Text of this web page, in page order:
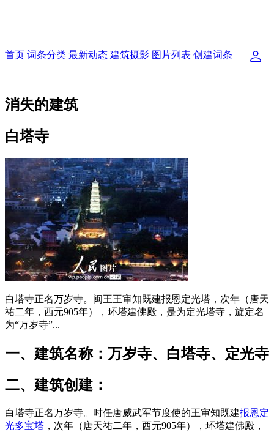
首页 词条分类 最新动态 建筑摄影 图片列表 创建词条
消失的建筑
白塔寺
白塔寺正名万岁寺。闽王王审知既建报恩定光塔，次年（唐天
祐二年，西元905年），环塔建佛殿，是为定光塔寺，旋定名
为“万岁寺”...
一、建筑名称：万岁寺、白塔寺、定光寺
二、建筑创建：
白塔寺正名万岁寺。时任唐威武军节度使的王审知既建报恩定
光多宝塔 ，次年（唐天祐二年，西元905年），环塔建佛殿，